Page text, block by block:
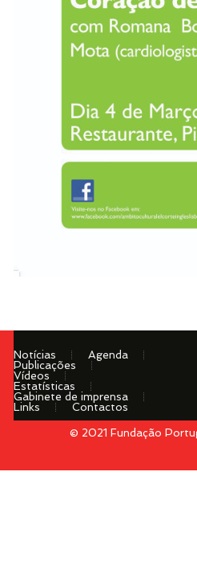
Notícias
Agenda
Publicações
Vídeos
Estatísticas
Gabinete de imprensa
Links
Contactos
© 2021 Fundação